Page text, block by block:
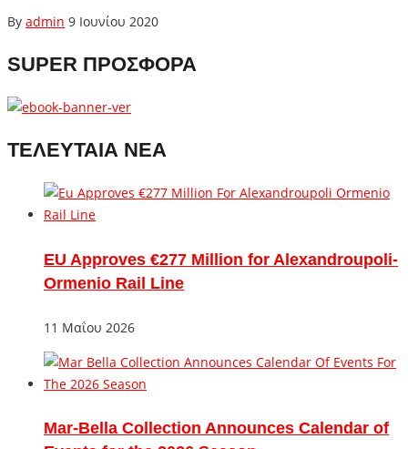
By admin 9 Ιουνίου 2020
SUPER ΠΡΟΣΦΟΡΑ
ΤΕΛΕΥΤΑΙΑ ΝΕΑ
EU Approves €277 Million for Alexandroupoli-
Ormenio Rail Line
11 Μαΐου 2026
Mar-Bella Collection Announces Calendar of